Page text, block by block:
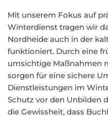
Mit unserem Fokus auf
Winterdienst tragen wir
Nordheide auch in der
funktioniert. Durch eine
umsichtige Maßnahmen
sorgen für eine sichere
Dienstleistungen im
Schutz vor den Unbilden
die Gewissheit, dass